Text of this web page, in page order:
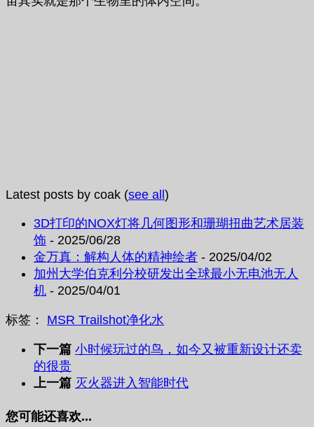
Latest posts by coak (see all )
3D打印的NOX灯将几何图形和珊瑚扭曲艺术居装
饰 - 2025/06/28
金万真：解构人体的精神绘者 - 2025/04/02
加州大学伯克利分校研发出全球最小无电池无人
机 - 2025/04/01
标签： MSR Trailshot净化水
下一篇 小时候玩过的鸟，如今又被重新设计还卖
的很贵
上一篇 灭火器进入智能时代
您可能还喜欢...